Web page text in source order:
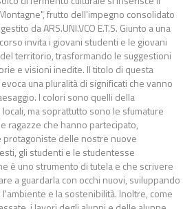
frutto dell'impegno consolidato
da ARS.UNI.VCO E.T.S. Giunto a una
invita i giovani studenti e le giovani
territorio, trasformando le suggestioni
e visioni inedite. Il titolo di questa
una pluralità di significati che vanno
I colori sono quelli della
ma soprattutto sono le sfumature
ragazze che hanno partecipato,
delle nostre nuove
gli studenti e le studentesse
è uno strumento di tutela e che scrivere
a guardarla con occhi nuovi, sviluppando
e la sostenibilità. Inoltre, come